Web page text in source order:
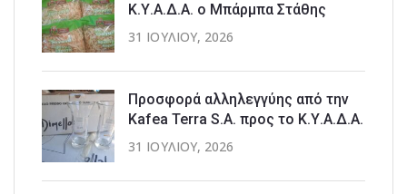
Κ.Υ.Α.Δ.Α. ο Μπάρμπα Στάθης
31 ΙΟΥΛΊΟΥ, 2026
Προσφορά αλληλεγγύης από την
Kafea Terra S.A. προς το Κ.Υ.Α.Δ.Α.
31 ΙΟΥΛΊΟΥ, 2026